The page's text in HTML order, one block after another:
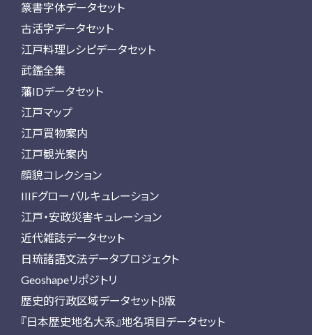
篆書字体データセット
古活字データセット
江戸料理レシピデータセット
武鑑全集
藩IDデータセット
江戸マップ
江戸買物案内
江戸観光案内
顔貌コレクション
IIIFグローバルキュレーション
江戸・安政災害キュレーション
近代雑誌データセット
日琉諸語文法データプロジェクト
Geoshapeリポジトリ
歴史的行政区域データセットβ版
『日本歴史地名大系』地名項目データセット